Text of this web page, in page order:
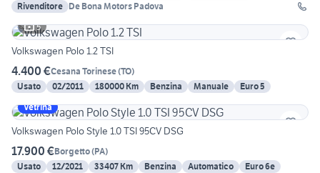
Rivenditore De Bona Motors Padova
5
Volkswagen Polo 1.2 TSI
4.400 €Cesana Torinese(TO)
Usato
02/2011 180000 Km Benzina Manuale
Euro 5
Vetrina
Volkswagen Polo Style 1.0 TSI 95CV DSG
17.900 €Borgetto(PA)
Usato
12/2021 33407 Km Benzina Automatico
Euro 6e